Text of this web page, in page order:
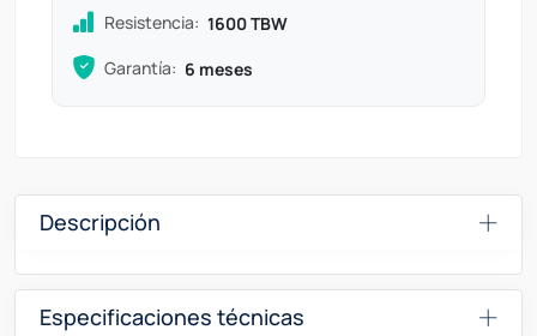
Resistencia: 1600 TBW
Garantía: 6 meses
Descripción
Especificaciones técnicas